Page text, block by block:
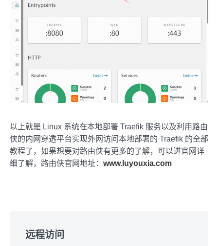
以上就是 Linux 系统在本地部署 Traefik 服务以及利用路由
侠的内网穿透平台实现外网访问本地部署的 Traefik 的全部
教程了，如果想要对路由侠有更多的了解，可以进官网详
细了解，路由侠官网地址： www.luyouxia.com
footer
远程访问